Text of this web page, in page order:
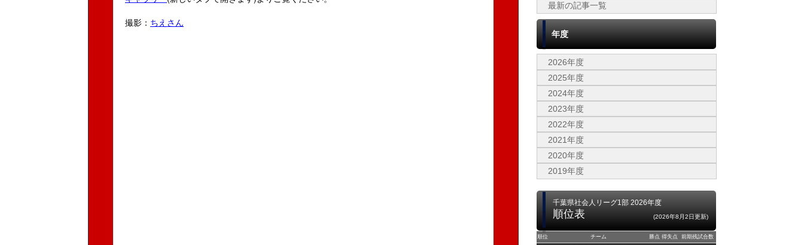
撮影： ちえさん
最新の記事一覧
年度
2026年度
2025年度
2024年度
2023年度
2022年度
2021年度
2020年度
2019年度
千葉県社会人リーグ1部 2026年度
順位表 (2026年8月2日更新)
順位 チーム 勝点 得失点 前期残試合数